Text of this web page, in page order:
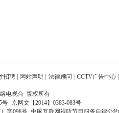
招聘 网站声明 法律顾问 CCTV广告中心
电视台 版权所有
号
京网文【2014】0383-083号
字098号 中国互联网视听节目服务自律公约